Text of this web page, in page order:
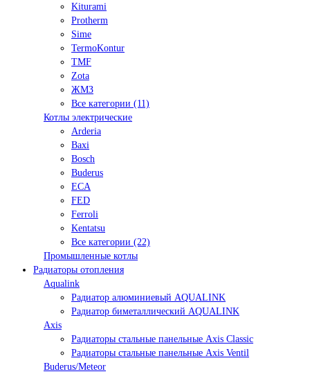
Kiturami
Protherm
Sime
TermoKontur
TMF
Zota
ЖМЗ
Все категории (11)
Котлы электрические
Arderia
Baxi
Bosch
Buderus
ECA
FED
Ferroli
Kentatsu
Все категории (22)
Промышленные котлы
Радиаторы отопления
Aqualink
Радиатор алюминиевый AQUALINK
Радиатор биметаллический AQUALINK
Axis
Радиаторы стальные панельные Axis Classic
Радиаторы стальные панельные Axis Ventil
Buderus/Meteor